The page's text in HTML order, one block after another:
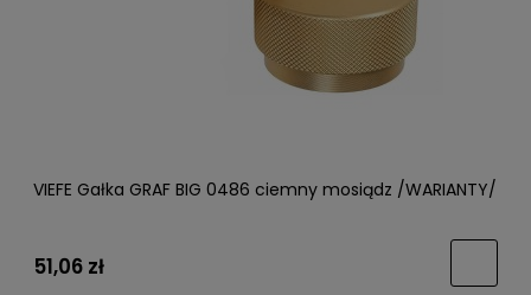
VIEFE Gałka GRAF BIG 0486 ciemny mosiądz /WARIANTY/
51,06 zł